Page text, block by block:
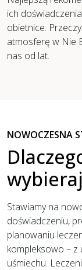
ich
obietnice.
atmosferę w Nie
nas od lat.
NOWOCZESNA
Stawiamy na
doświadczeniu,
planowaniu
kompleksowo – z
uśmiechu.